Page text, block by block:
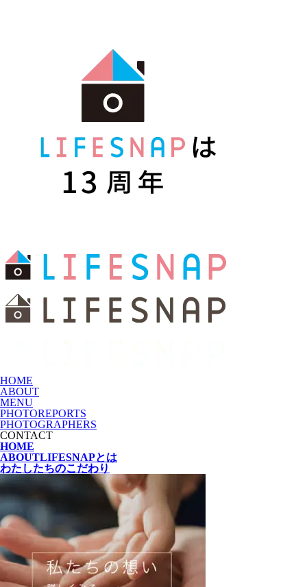
HOME
ABOUT
MENU
PHOTOREPORTS
PHOTOGRAPHERS
CONTACT
HOME
ABOUTLIFESNAPとは
わたしたちのこだわり